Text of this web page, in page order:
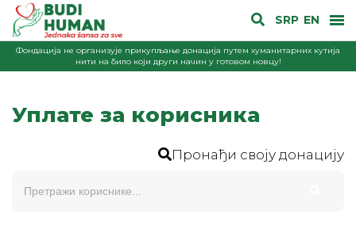
SRP EN
Фондација не организује прикупљање донација путем хуманитарних кутија
нити на било који други начин у готовом новцу!
Уплате за корисника
Пронађи своју донацију